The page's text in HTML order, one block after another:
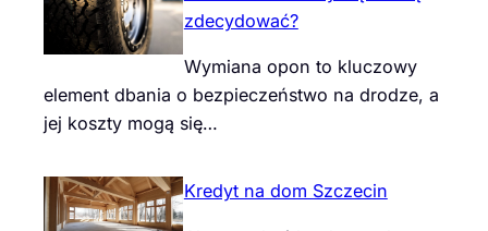
zdecydować?
Wymiana opon to kluczowy
element dbania o bezpieczeństwo na drodze, a
jej koszty mogą się…
Kredyt na dom Szczecin